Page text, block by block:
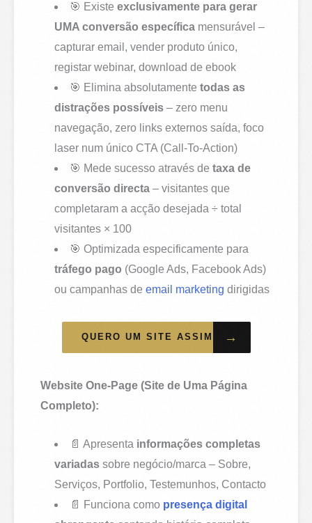
🎯 Existeexclusivamente para gerar
UMA conversão específica mensurável –
capturar email, vender produto único,
registar webinar, download de ebook
🎯 Elimina absolutamentetodas as
distrações possíveis – zero menu
navegação, zero links externos saída, foco
laser num único CTA (Call-To-Action)
🎯 Mede sucesso através detaxa de
conversão directa – visitantes que
completaram a acção desejada ÷ total
visitantes × 100
🎯 Optimizada especificamente para
tráfego pago (Google Ads, Facebook Ads)
ou campanhas deemail marketing dirigidas
QUERO UM SITE ASSIM →
Website One-Page (Site de Uma Página
Completo):
📄 Apresenta informações completas
variadas sobre negócio/marca – Sobre,
Serviços, Portfolio, Testemunhos, Contacto
📄 Funciona como presença digital